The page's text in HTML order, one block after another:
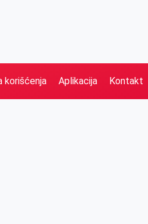
korišćenja Aplikacija Kontakt